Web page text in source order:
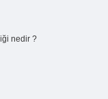
nedir ?